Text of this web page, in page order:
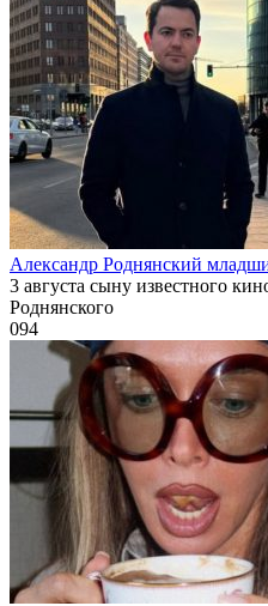
Александр Роднянский
3 августа сыну известного
Роднянского
094